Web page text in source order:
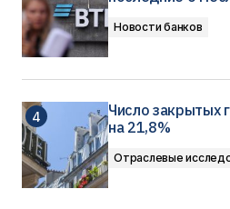
Новости банков
Число закрытых
на 21,8%
Отраслевые